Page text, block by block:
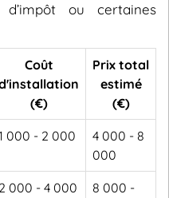
ou certaines
Coût
(€)
Prix total
estimé
(€)
000 - 2 000
4 000 - 8
000
2 000 - 4 000
8 000 -